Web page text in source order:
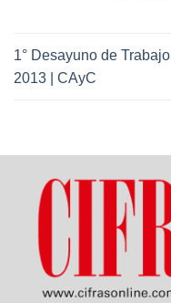
1° Desayuno de Trabajo
2013 | CAyC